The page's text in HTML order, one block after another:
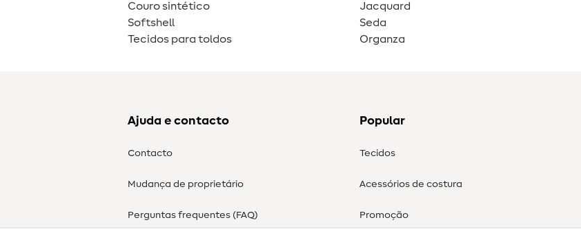
Couro sintético
Softshell
Tecidos para toldos
Jacquard
Seda
Organza
Ajuda e contacto
Contacto
Mudança de proprietário
Perguntas frequentes (FAQ)
Popular
Tecidos
Acessórios de costura
Promoção